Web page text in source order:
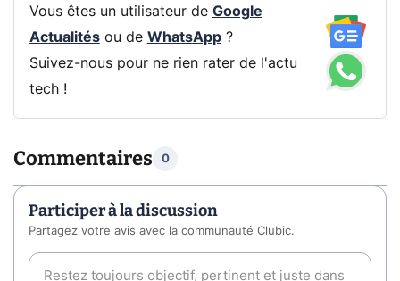
Vous êtes un utilisateur de Google
Actualitésou de WhatsApp?
Suivez-nous pour ne rien rater de l'actu
tech !
Commentaires 0
Participer à la discussion
Partagez votre avis avec la communauté Clubic.